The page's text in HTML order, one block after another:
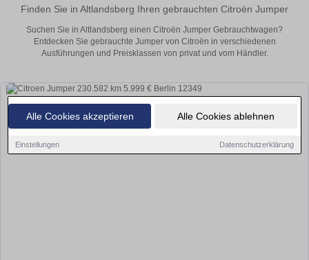
Alle Cookies akzeptieren Alle Cookies ablehnen
Einstellungen Datenschutzerklärung
Finden Sie in Altlandsberg Ihren gebrauchten Citroën Jumper
Suchen Sie in Altlandsberg einen Citroën Jumper Gebrauchtwagen?
Entdecken Sie gebrauchte Jumper von Citroën in verschiedenen
Ausführungen und Preisklassen von privat und vom Händler.